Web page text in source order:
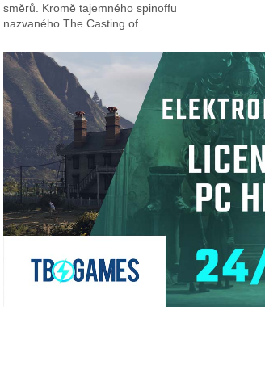
směrů. Kromě tajemného spinoffu
nazvaného The Casting of